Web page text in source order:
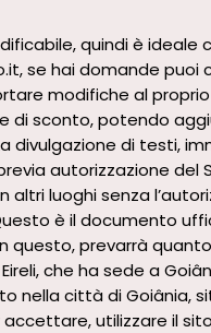
quindi è ideale
se hai domande
modifiche al proprio
di sconto, potendo
di testi,
autorizzazione del
luoghi senza
è il documento
prevarrà
che ha sede a
nella città di Goiânia,
utilizzare il